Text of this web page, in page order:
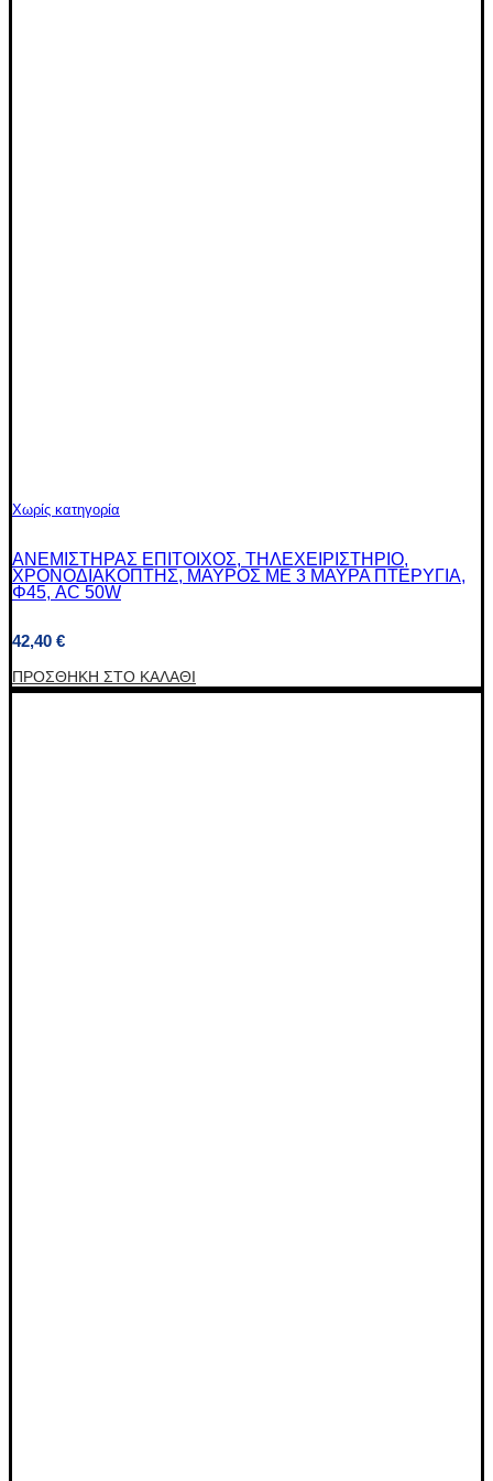
Χωρίς κατηγορία
ΑΝΕΜΙΣΤΗΡΑΣ ΕΠΙΤΟΙΧΟΣ, ΤΗΛΕΧΕΙΡΙΣΤΗΡΙΟ,
ΧΡΟΝΟΔΙΑΚΟΠΤΗΣ, ΜΑΥΡΟΣ ΜΕ 3 ΜΑΥΡΑ ΠΤΕΡΥΓΙΑ,
Φ45, AC 50W
42,40 €
ΠΡΟΣΘΉΚΗ ΣΤΟ ΚΑΛΆΘΙ